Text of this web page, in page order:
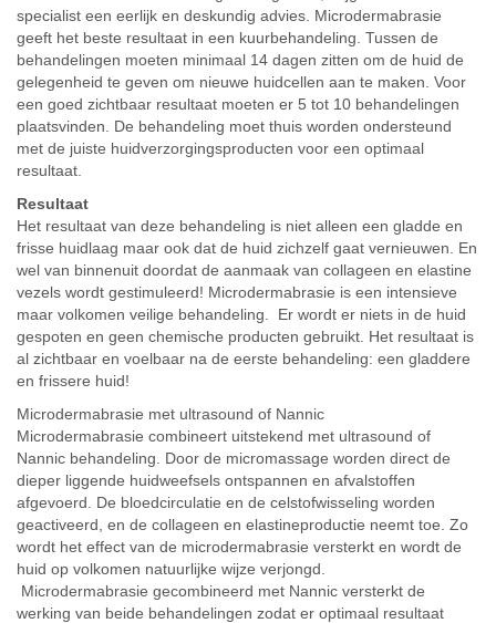
specialist een eerlijk en deskundig advies. Microdermabrasie
geeft het beste resultaat in een kuurbehandeling. Tussen de
behandelingen moeten minimaal 14 dagen zitten om de huid de
gelegenheid te geven om nieuwe huidcellen aan te maken. Voor
een goed zichtbaar resultaat moeten er 5 tot 10 behandelingen
plaatsvinden. De behandeling moet thuis worden ondersteund
met de juiste huidverzorgingsproducten voor een optimaal
resultaat.
Resultaat
Het resultaat van deze behandeling is niet alleen een gladde en
frisse huidlaag maar ook dat de huid zichzelf gaat vernieuwen. En
wel van binnenuit doordat de aanmaak van collageen en elastine
vezels wordt gestimuleerd! Microdermabrasie is een intensieve
maar volkomen veilige behandeling. Er wordt er niets in de huid
gespoten en geen chemische producten gebruikt. Het resultaat is
al zichtbaar en voelbaar na de eerste behandeling: een gladdere
en frissere huid!
Microdermabrasie met ultrasound of Nannic
Microdermabrasie combineert uitstekend met ultrasound of
Nannic behandeling. Door de micromassage worden direct de
dieper liggende huidweefsels ontspannen en afvalstoffen
afgevoerd. De bloedcirculatie en de celstofwisseling worden
geactiveerd, en de collageen en elastineproductie neemt toe. Zo
wordt het effect van de microdermabrasie versterkt en wordt de
huid op volkomen natuurlijke wijze verjongd.
Microdermabrasie gecombineerd met Nannic versterkt de
werking van beide behandelingen zodat er optimaal resultaat